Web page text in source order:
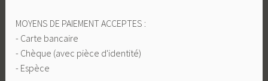
MOYENS DE PAIEMENT ACCEPTES :
- Carte bancaire
- Chèque (avec pièce d'identité)
- Espèce